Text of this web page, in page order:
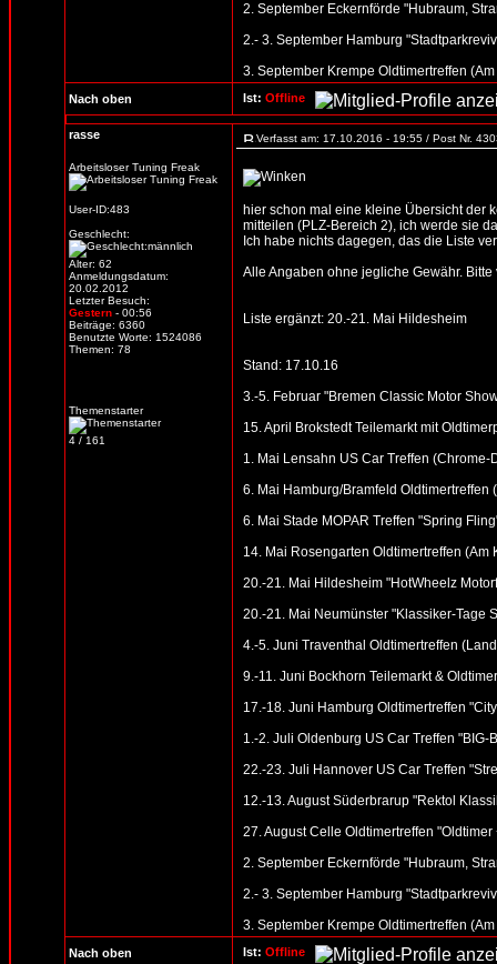
2. September Eckernförde "Hubraum,
2.- 3. September Hamburg
3. September Krempe Oldtimertreffen
Nach oben Ist: Offline
rasse
Arbeitsloser Tuning Freak
User-ID:483
Geschlecht:
Alter: 62
Anmeldungsdatum:
20.02.2012
Letzter Besuch:
Gestern - 00:56
Beiträge: 6360
Benutzte Worte: 1524086
Themen: 78
Themenstarter
4 / 161
Verfasst am: 17.10.2016 - 19:55 / Post Nr.
hier schon mal eine kleine Übersicht der
mitteilen (PLZ-Bereich 2), ich werde sie
Ich habe nichts dagegen, das die Liste
Alle Angaben ohne jegliche Gewähr.
Liste ergänzt: 20.-21. Mai Hildesheim
Stand: 17.10.16
3.-5. Februar "Bremen Classic Motor
15. April Brokstedt Teilemarkt mit
1. Mai Lensahn US Car Treffen (Chrome-
6. Mai Hamburg/Bramfeld Oldtimertreffen
6. Mai Stade MOPAR Treffen "Spring
14. Mai Rosengarten Oldtimertreffen (Am
20.-21. Mai Hildesheim "HotWheelz
20.-21. Mai Neumünster "Klassiker-Tage
4.-5. Juni Traventhal Oldtimertreffen
9.-11. Juni Bockhorn Teilemarkt &
17.-18. Juni Hamburg Oldtimertreffen
1.-2. Juli Oldenburg US Car Treffen
22.-23. Juli Hannover US Car Treffen
12.-13. August Süderbrarup "Rektol
27. August Celle Oldtimertreffen "Oldtimer
2. September Eckernförde "Hubraum,
2.- 3. September Hamburg
3. September Krempe Oldtimertreffen
Nach oben Ist: Offline